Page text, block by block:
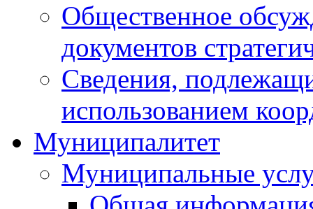
Общественное
документов
Сведения,
использованием
Муниципалитет
Муниципальные